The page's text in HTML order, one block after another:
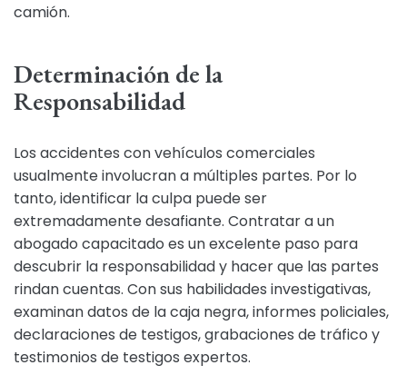
camión.
Determinación de la
Responsabilidad
Los accidentes con vehículos comerciales
usualmente involucran a múltiples partes. Por lo
tanto, identificar la culpa puede ser
extremadamente desafiante. Contratar a un
abogado capacitado es un excelente paso para
descubrir la responsabilidad y hacer que las partes
rindan cuentas. Con sus habilidades investigativas,
examinan datos de la caja negra, informes policiales,
declaraciones de testigos, grabaciones de tráfico y
testimonios de testigos expertos.